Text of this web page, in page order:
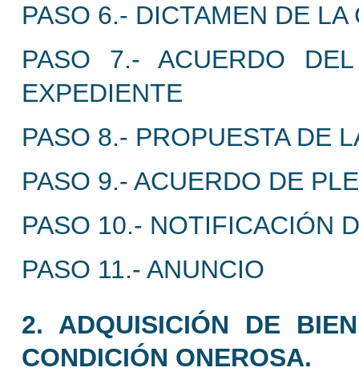
PASO 6.- DICTAMEN DE
PASO 7.- ACUERDO
EXPEDIENTE
PASO 8.- PROPUESTA DE
PASO 9.- ACUERDO DE
PASO 10.- NOTIFICACIÓN
PASO 11.- ANUNCIO
2. ADQUISICIÓN DE
CONDICIÓN ONEROSA.